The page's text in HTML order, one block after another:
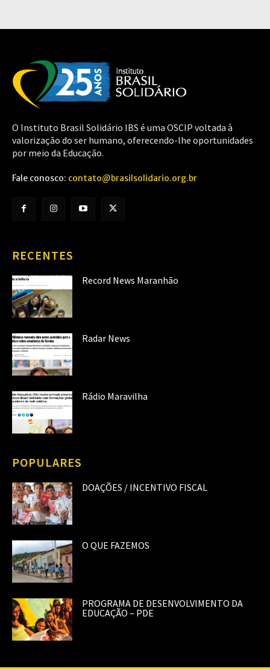
O Instituto Brasil Solidário IBS é uma OSCIP voltada à
valorização do ser humano, oferecendo-lhe oportunidades
por meio da Educação.
Fale conosco: contato@brasilsolidario.org.br
RECENTES
Record News Maranhão
Radar News
Rádio Maravilha
POPULARES
DOAÇÕES / INCENTIVO FISCAL
O QUE FAZEMOS
PROGRAMA DE DESENVOLVIMENTO DA
EDUCAÇÃO – PDE